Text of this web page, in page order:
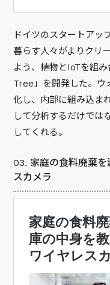
ドイツのスタートア
暮らす人々がよりクリ
よう、植物とIoTを組
Tree」を開発した。ウ
化し、内部に組み込ま
して分析するだけでは
してくれる。
03. 家庭の食料廃棄
スカメラ